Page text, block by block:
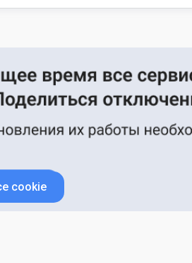
cookie